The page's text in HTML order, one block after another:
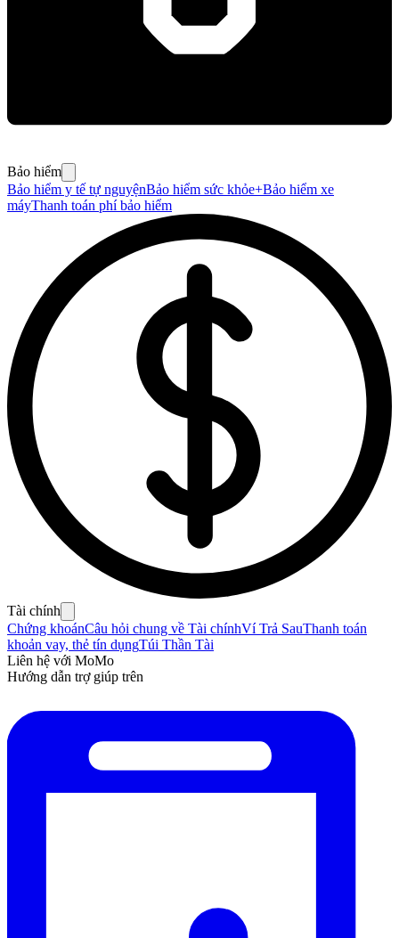
Bảo hiểm
Bảo hiểm y tế tự nguyệnBảo hiểm sức khỏe+Bảo hiểm xe
máyThanh toán phí bảo hiểm
Tài chính
Chứng khoánCâu hỏi chung về Tài chínhVí Trả SauThanh toán
khoản vay, thẻ tín dụngTúi Thần Tài
Liên hệ với MoMo
Hướng dẫn trợ giúp trên